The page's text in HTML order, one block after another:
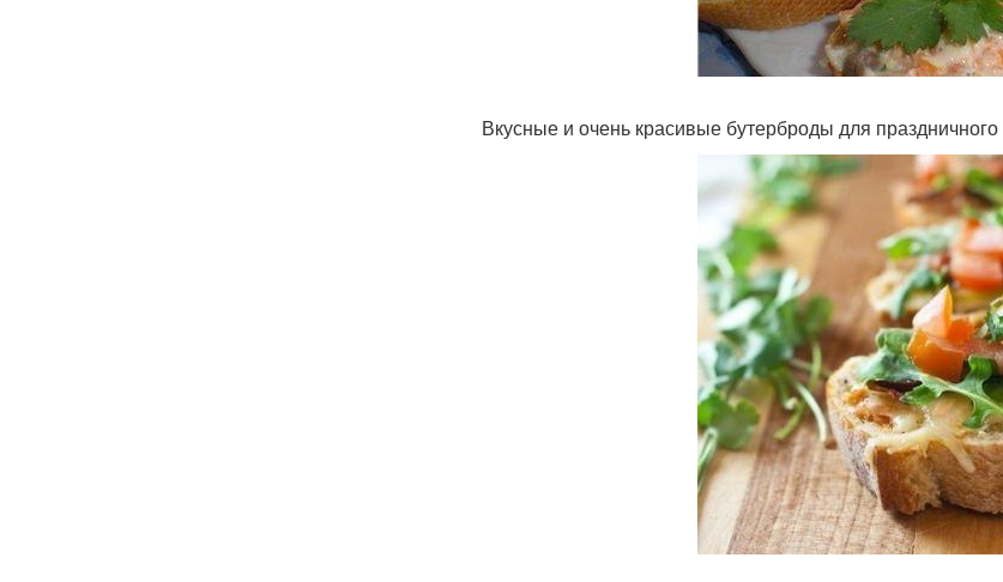
Вкусные и очень красивые бутерброды для праздничного